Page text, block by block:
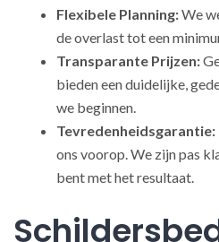
Flexibele Planning:We
de overlast tot een
Transparante Prijzen:
bieden een duidelijke,
we beginnen.
Tevredenheidsgarantie:
ons voorop. We zijn pas
bent met het resultaat.